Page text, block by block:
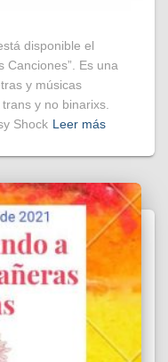
disponible el
Canciones”. Es una
y músicas
y no binarixs.
Shock Leer más